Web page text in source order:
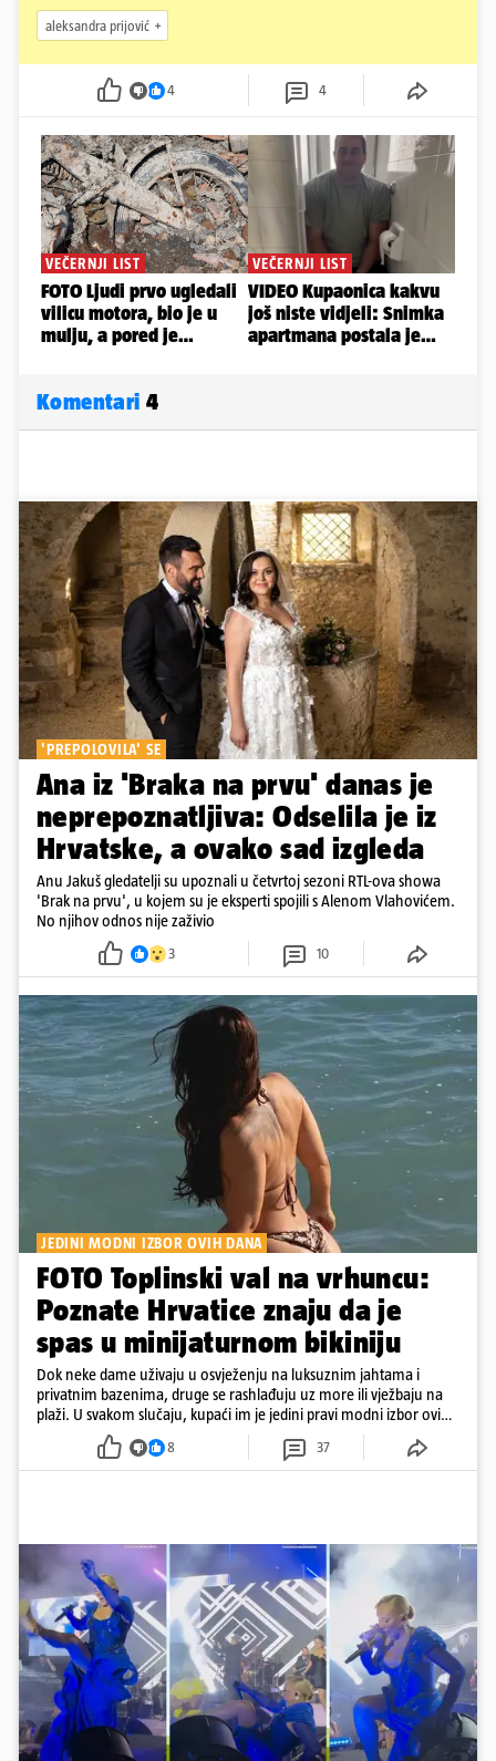
aleksandra prijović
4 4
Komentari 4
'PREPOLOVILA' SE
Ana iz 'Braka na prvu' danas je
neprepoznatljiva: Odselila je iz
Hrvatske, a ovako sad izgleda
Anu Jakuš gledatelji su upoznali u četvrtoj sezoni RTL-ova showa
'Brak na prvu', u kojem su je eksperti spojili s Alenom Vlahovićem.
No njihov odnos nije zaživio
3 10
JEDINI MODNI IZBOR OVIH DANA
FOTO Toplinski val na vrhuncu:
Poznate Hrvatice znaju da je
spas u minijaturnom bikiniju
Dok neke dame uživaju u osvježenju na luksuznim jahtama i
privatnim bazenima, druge se rashlađuju uz more ili vježbaju na
plaži. U svakom slučaju, kupaći im je jedini pravi modni izbor ovih
8 37